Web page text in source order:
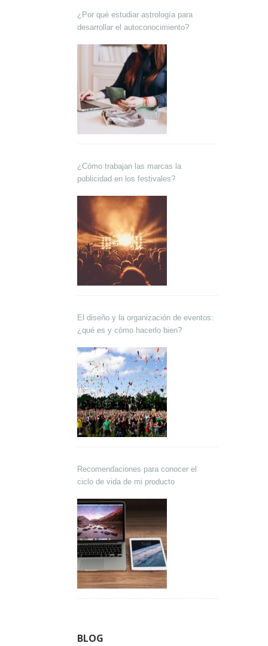
¿Por qué estudiar astrología para
desarrollar el autoconocimiento?
¿Cómo trabajan las marcas la
publicidad en los festivales?
El diseño y la organización de eventos:
¿qué es y cómo hacerlo bien?
Recomendaciones para conocer el
ciclo de vida de mi producto
BLOG